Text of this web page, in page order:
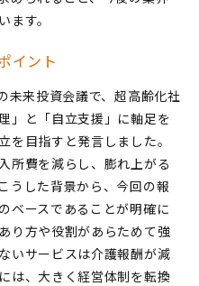
す。
イント
未来投資会議で、超高齢化社
」と「自立支援」に軸足を
を目指すと発言しました。
所費を減らし、膨れ上がる
うした背景から、今回の報
ベースであることが明確に
り方や役割があらためて強
いサービスは介護報酬が減
は、大きく経営体制を転換